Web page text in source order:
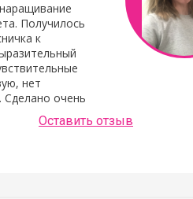
Получилось
к
нет
Сделано очень
сделано.Людмила Шашок
Оставить отзыв